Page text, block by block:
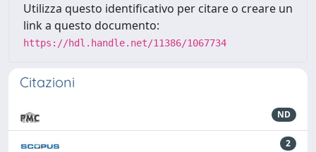
Utilizza questo identificativo per citare o creare un
link a questo documento:
https://hdl.handle.net/11386/1067734
Citazioni
ND
2